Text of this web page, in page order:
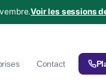
Voir les sessions
Contact